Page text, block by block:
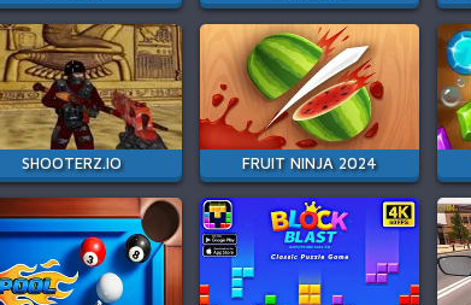
SHOOTERZ.IO FRUIT NINJA 2024